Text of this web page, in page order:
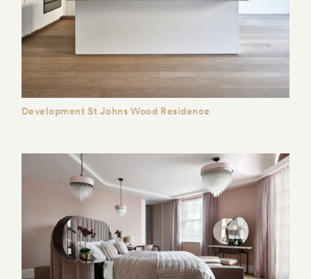
Development St Johns Wood Residence